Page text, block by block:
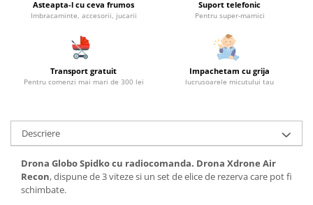
Asteapta-l cu ceva frumos
Imbracaminte, accesorii, jucarii
Suport telefonic
Pentru super-mamici
Transport gratuit
Pentru comenzi mai mari de 300 lei
Impachetam cu grija
lucrusoarele micutului tau
Descriere
Drona Globo Spidko cu radiocomanda. Drona Xdrone Air
Recon, dispune de 3 viteze si un set de elice de rezerva care pot fi
schimbate.